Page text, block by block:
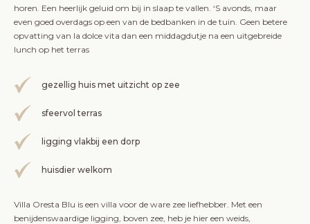
horen. Een heerlijk geluid om bij in slaap te vallen. ‘S avonds, maar
even goed overdags op een van de bedbanken in de tuin. Geen betere
opvatting van la dolce vita dan een middagdutje na een uitgebreide
lunch op het terras
gezellig huis met uitzicht op zee
sfeervol terras
ligging vlakbij een dorp
huisdier welkom
Villa Oresta Blu is een villa voor de ware zee liefhebber. Met een
benijdenswaardige ligging, boven zee, heb je hier een weids,